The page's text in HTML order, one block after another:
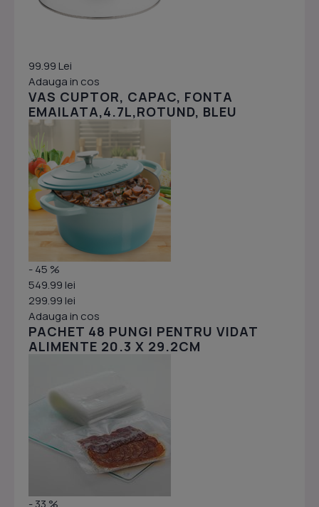
99.99 Lei
Adauga in cos
VAS CUPTOR, CAPAC, FONTA
EMAILATA,4.7L,ROTUND, BLEU
- 45 %
549.99 lei
299.99 lei
Adauga in cos
PACHET 48 PUNGI PENTRU VIDAT
ALIMENTE 20.3 X 29.2CM
- 33 %